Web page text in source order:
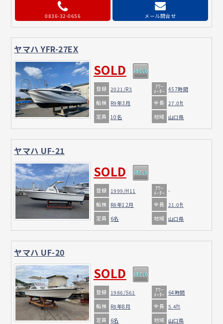
0836-32-0656 メール問合せ
ヤマハ YFR-27EX
SOLD
登録 2021/R3 ｱﾜｰ
ﾒｰﾀｰ 457時間
船検
R9年3月 全長 27.0ft
定員 10名 地域 山口県
ヤマハ UF-21
SOLD
登録 1999/H11 ｱﾜｰ
ﾒｰﾀｰ -
船検
R8年12月 全長 21.0ft
定員
6名 地域 山口県
ヤマハ UF-20
SOLD
登録 1986/S61 ｱﾜｰ
ﾒｰﾀｰ 64時間
船検
R8年8月 全長 5.4ft
定員
6名 地域 山口県